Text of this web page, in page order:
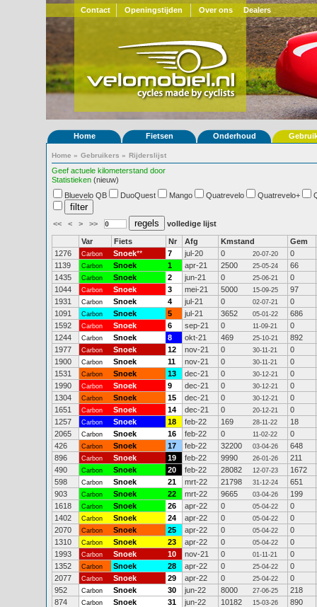
Contact Openingstijden Over ons Dealers
Home Fietsen Onderhoud
Home » Gebruikers » Rijderslijst
Geef actuele kilometerstand door
Statistieken (nieuw)
Bluevelo QB
DuoQuest Mango Quatrevelo Quatrevelo+
<< < > >> volledige lijst
Var Fiets Nr Afg Kmstand
Gem
1276
Carbon Snoek** 7 jul-20 0 20-07-20
0
1139
Carbon Snoek 1 apr-21 2500 25-05-24
66
1435
Carbon Snoek 2 jun-21 0 25-06-21
0
1044
Carbon Snoek 3 mei-21 5000 15-09-25
97
1931
Carbon Snoek 4 jul-21 0 02-07-21
0
1091
Carbon Snoek 5 jul-21 3652 05-01-22
686
1592
Carbon Snoek 6 sep-21 0 11-09-21
0
1244
Carbon Snoek 8 okt-21 469 25-10-21
892
1977
Carbon Snoek 12 nov-21 0 30-11-21
0
1900
Carbon Snoek 11 nov-21 0 30-11-21
0
1531
Carbon Snoek 13 dec-21 0 30-12-21
0
1990
Carbon Snoek 9 dec-21 0 30-12-21
0
1304
Carbon Snoek 15 dec-21 0 30-12-21
0
1651
Carbon Snoek 14 dec-21 0 20-12-21
0
1257
Carbon Snoek 18 feb-22 169 28-11-22
18
2065
Carbon Snoek 16 feb-22 0 11-02-22
0
426
Carbon Snoek 17 feb-22 32200 03-04-26
648
896
Carbon Snoek 19 feb-22 9990 26-01-26
211
490
Carbon Snoek 20 feb-22 28082 12-07-23
1672
598
Carbon Snoek 21 mrt-22 21798 31-12-24
651
903
Carbon Snoek 22 mrt-22 9665 03-04-26
199
1618
Carbon Snoek 26 apr-22 0 05-04-22
0
1402
Carbon Snoek 24 apr-22 0 05-04-22
0
2070
Carbon Snoek 25 apr-22 0 05-04-22
0
1310
Carbon Snoek 23 apr-22 0 05-04-22
0
1993
Carbon Snoek 10 nov-21 0 01-11-21
0
1352
Carbon Snoek 28 apr-22 0 25-04-22
0
2077
Carbon Snoek 29 apr-22 0 25-04-22
0
952
Carbon Snoek 30 jun-22 8000 27-06-25
218
874
Carbon Snoek 31 jun-22 10182 15-03-26
890